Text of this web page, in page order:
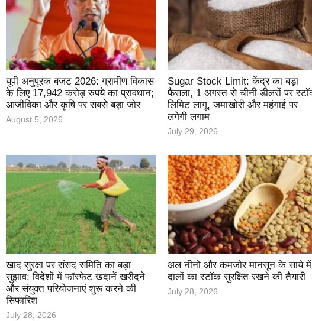
यूपी अनुपूरक बजट 2026: ग्रामीण विकास
के लिए 17,942 करोड़ रुपये का प्रावधान;
आजीविका और कृषि पर सबसे बड़ा जोर
August 5, 2026
Sugar Stock Limit: केंद्र का बड़ा
फैसला, 1 अगस्त से चीनी डीलरों पर
लिमिट लागू, जमाखोरी और महंगाई पर
लगेगी लगाम
July 29, 2026
खाद सुरक्षा पर संसद समिति का बड़ा
सुझाव: विदेशों में फॉस्फेट खदानें खरीदने
और संयुक्त परियोजनाएं शुरू करने की
सिफारिश
July 28, 2026
अल नीनो और कमजोर मानसून के साये में
दालों का स्टॉक सुरक्षित रखने की तैयारी
July 28, 2026